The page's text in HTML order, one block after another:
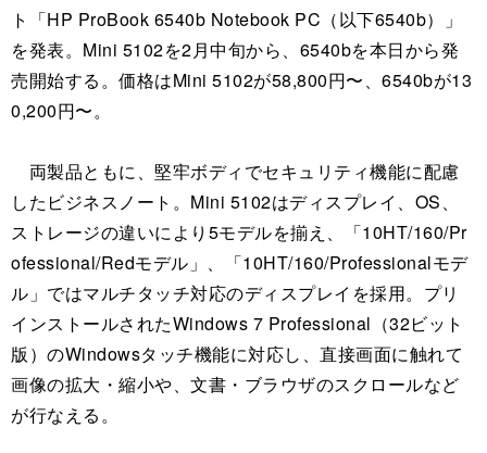
ト「HP ProBook 6540b Notebook PC（以下6540b）」
を発表。Mini 5102を2月中旬から、6540bを本日から発
売開始する。価格はMini 5102が58,800円〜、6540bが13
0,200円〜。
両製品ともに、堅牢ボディでセキュリティ機能に配慮
したビジネスノート。Mini 5102はディスプレイ、OS、
ストレージの違いにより5モデルを揃え、「10HT/160/Pr
ofessional/Redモデル」、「10HT/160/Professionalモデ
ル」ではマルチタッチ対応のディスプレイを採用。プリ
インストールされたWindows 7 Professional（32ビット
版）のWindowsタッチ機能に対応し、直接画面に触れて
画像の拡大・縮小や、文書・ブラウザのスクロールなど
が行なえる。